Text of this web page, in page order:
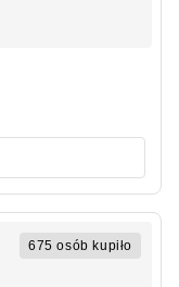
675 osób kupiło